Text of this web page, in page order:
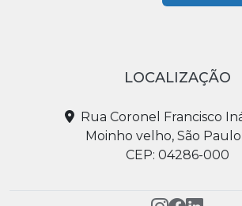
LOCALIZAÇÃO
Rua Coronel Francisco
Moinho velho, São Paulo
CEP: 04286-000